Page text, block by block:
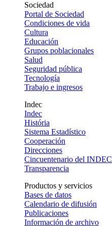
Sociedad
Portal de Sociedad
Condiciones de vida
Cultura
Educación
Grupos poblacionales
Salud
Seguridad pública
Tecnología
Trabajo e ingresos
Indec
Indec
História
Sistema Estadístico
Cooperación
Direcciones
Cincuentenario del INDEC
Transparencia
Productos y servicios
Bases de datos
Calendario de difusión
Publicaciones
Información de archivo